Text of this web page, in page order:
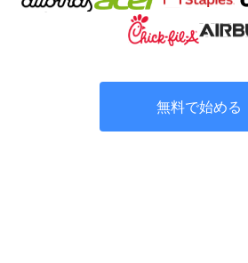
無料で始める